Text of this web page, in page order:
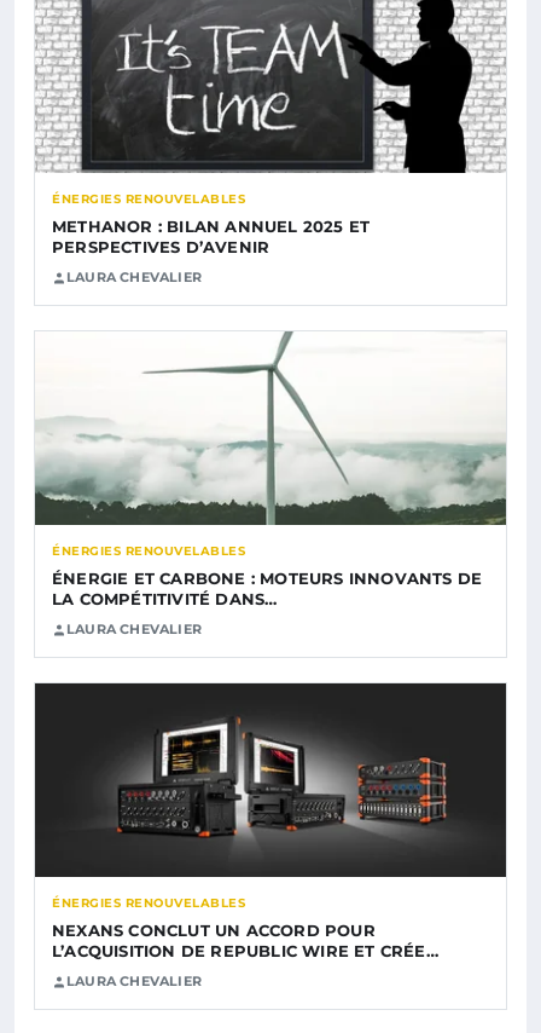
ÉNERGIES RENOUVELABLES
METHANOR : BILAN ANNUEL 2025 ET
PERSPECTIVES D’AVENIR
LAURA CHEVALIER
ÉNERGIES RENOUVELABLES
ÉNERGIE ET CARBONE : MOTEURS INNOVANTS DE
LA COMPÉTITIVITÉ DANS…
LAURA CHEVALIER
ÉNERGIES RENOUVELABLES
NEXANS CONCLUT UN ACCORD POUR
L’ACQUISITION DE REPUBLIC WIRE ET CRÉE…
LAURA CHEVALIER